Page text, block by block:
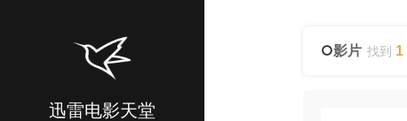
迅雷电影天堂
影片 找到 1